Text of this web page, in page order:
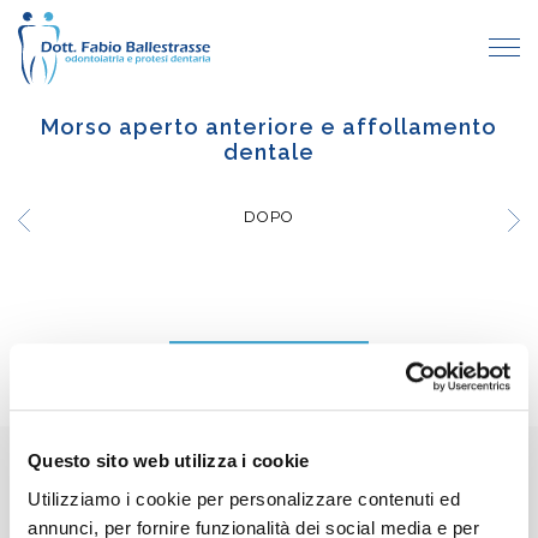
Questo sito web utilizza i cookie
Utilizziamo i cookie per personalizzare contenuti ed
annunci, per fornire funzionalità dei social media e per
Morso aperto anteriore e affollamento
dentale
DOPO
Recensioni Google
5 Scrivi una recensione